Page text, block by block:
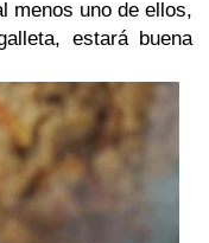
menos uno de ellos,
estará buena